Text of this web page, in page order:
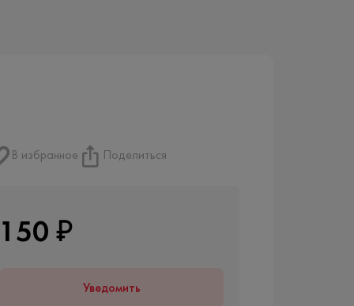
В избранное Поделиться
150 ₽
Уведомить